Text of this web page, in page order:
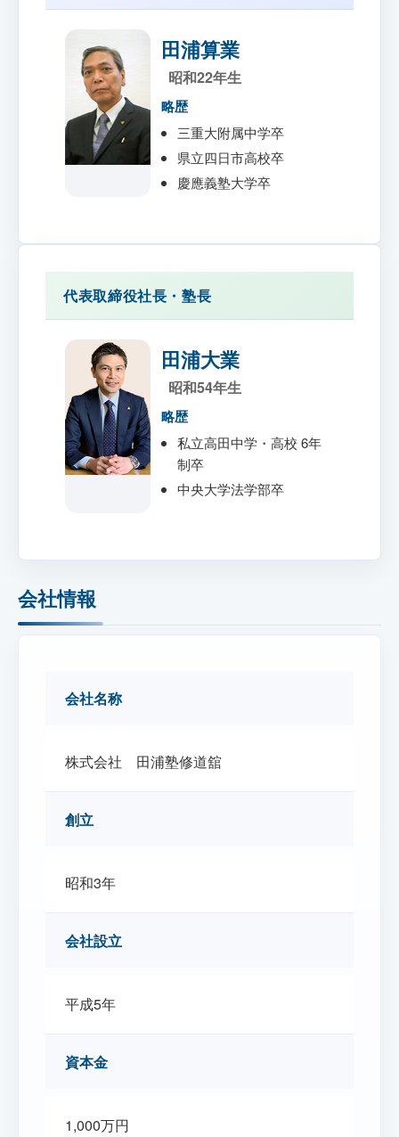
田浦算業
昭和22年生
略歴
三重大附属中学卒
県立四日市高校卒
慶應義塾大学卒
代表取締役社長・塾長
田浦大業
昭和54年生
略歴
私立高田中学・高校 6年
制卒
中央大学法学部卒
会社情報
会社名称
株式会社 田浦塾修道舘
創立
昭和3年
会社設立
平成5年
資本金
1,000万円